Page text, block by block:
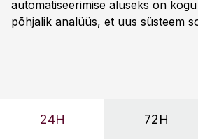
automatiseerimise aluseks on
põhjalik analüüs, et uus süsteem
OÜ tegevjuht Sander Mitendorf.
24H 72H